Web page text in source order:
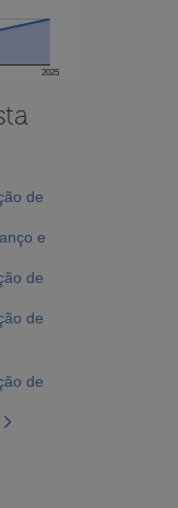
2025
de
e
de
de
de